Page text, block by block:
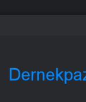
çıplak paylaşım